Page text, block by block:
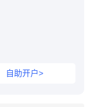
自助开户>